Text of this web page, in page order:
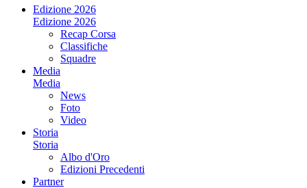
Edizione 2026
Edizione 2026
Recap Corsa
Classifiche
Squadre
Media
Media
News
Foto
Video
Storia
Storia
Albo d'Oro
Edizioni Precedenti
Partner